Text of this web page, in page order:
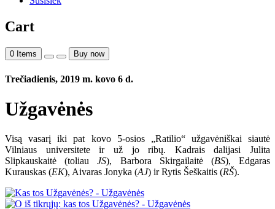
Cart
0 Items Buy now
Trečiadienis, 2019 m. kovo 6 d.
Užgavėnės
Visą vasarį iki pat kovo 5-osios „Ratilio“ užgavėniškai siautė
Vilniaus universitete ir už jo ribų. Kadrais dalijasi Julita
Slipkauskaitė (toliauJS), Barbora Skirgailaitė (BS), Edgaras
Kurauskas (EK), Aivaras Jonyka (AJ) ir Rytis Šeškaitis (RŠ).